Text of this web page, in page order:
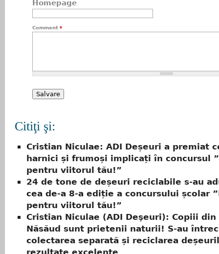
Homepage
Comment *
Citiţi şi:
Cristian Niculae: ADI Deșeuri a premiat
harnici și frumoși implicați în concursul
pentru viitorul tău!”
24 de tone de deșeuri reciclabile s-au
cea de-a 8-a ediție a concursului școlar
pentru viitorul tău!”
Cristian Niculae (ADI Deşeuri): Copiii
Năsăud sunt prietenii naturii! S-au
colectarea separată și reciclarea